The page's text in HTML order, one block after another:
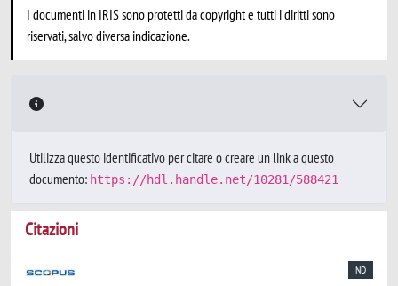
I documenti in IRIS sono protetti da copyright e tutti i diritti sono
riservati, salvo diversa indicazione.
Utilizza questo identificativo per citare o creare un link a questo
documento: https://hdl.handle.net/10281/588421
Citazioni
ND